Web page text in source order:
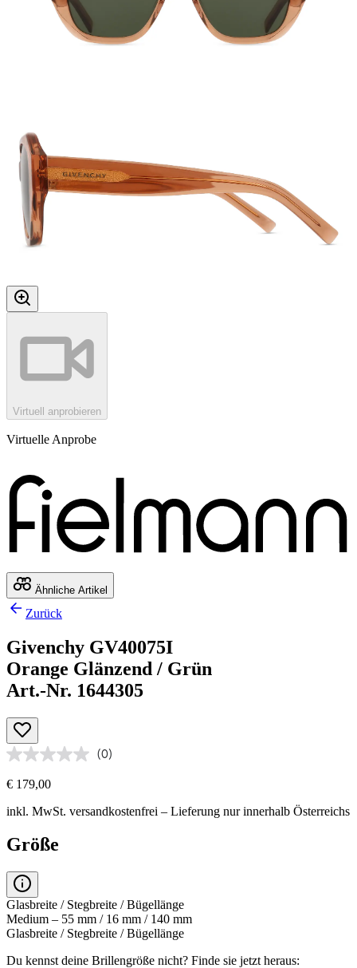
Virtuell anprobieren
Virtuelle Anprobe
Ähnliche Artikel
Zurück
Givenchy GV40075I
Orange Glänzend / Grün
Art.-Nr. 1644305
(0)
€ 179,00
inkl. MwSt. versandkostenfrei – Lieferung nur innerhalb Österreichs
Größe
Glasbreite / Stegbreite / Bügellänge
Medium – 55 mm / 16 mm / 140 mm
Glasbreite / Stegbreite / Bügellänge
Du kennst deine Brillengröße nicht? Finde sie jetzt heraus: